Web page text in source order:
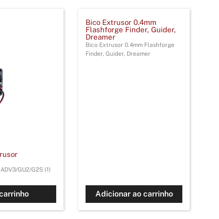
GU2/G2S (1)
Bico Extrusor 0.4mm
Flashforge Finder, Guider,
Dreamer
Bico Extrusor 0.4mm Flashforge
Finder, Guider, Dreamer
Adicionar ao carrinho